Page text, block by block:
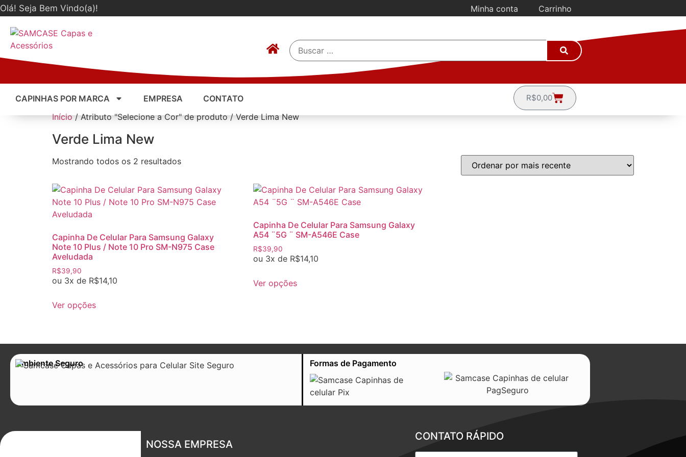
Olá! Seja Bem Vindo(a)! Minha conta Carrinho
CAPINHAS POR MARCA EMPRESA CONTATO R$0,00
Início/ Atributo "Selecione a Cor" de produto / Verde Lima New
Verde Lima New
Mostrando todos os 2 resultados
Capinha De Celular Para Samsung Galaxy
Note 10 Plus / Note 10 Pro SM-N975 Case
Aveludada
R$39,90
ou 3x de R$14,10
Ver opções
Capinha De Celular Para Samsung Galaxy
A54 ¨5G ¨ SM-A546E Case
R$39,90
ou 3x de R$14,10
Ver opções
Ambiente Seguro Formas de Pagamento
NOSSA EMPRESA
CONTATO RÁPIDO